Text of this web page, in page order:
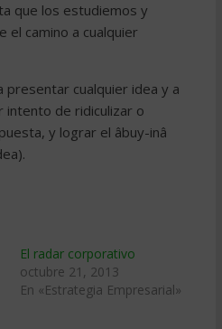
que los estudiemos y
el camino a cualquier
presentar cualquier idea y a
intento de ridiculizar o
y lograr el âbuy-inâ
El radar corporativo
octubre 21, 2013
En «Estrategia Empresarial»